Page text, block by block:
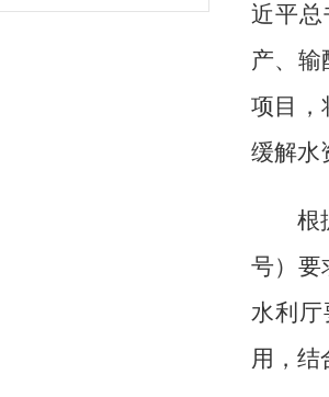
近平
产、输
项目，
缓解水
根
号）要
水利
用，结